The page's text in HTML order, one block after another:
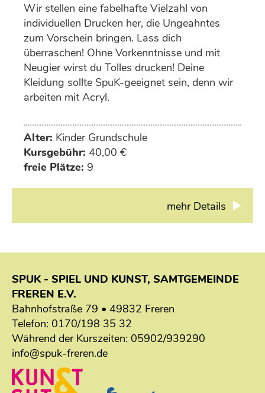
Wir stellen eine fabelhafte Vielzahl von
individuellen Drucken her, die Ungeahntes
zum Vorschein bringen. Lass dich
überraschen! Ohne Vorkenntnisse und mit
Neugier wirst du Tolles drucken! Deine
Kleidung sollte SpuK-geeignet sein, denn wir
arbeiten mit Acryl.
Alter: Kinder Grundschule
Kursgebühr: 40,00 €
freie Plätze: 9
mehr Details
SPUK - SPIEL UND KUNST, SAMTGEMEINDE
FREREN E.V.
Bahnhofstraße 79 • 49832 Freren
Telefon: 0170/198 35 32
Während der Kurszeiten: 05902/939290
info@spuk-freren.de